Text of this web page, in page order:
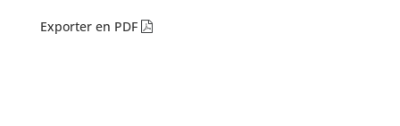
Exporter en PDF